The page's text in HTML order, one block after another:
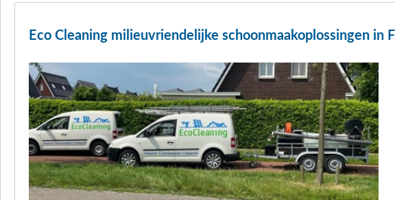
Eco Cleaning milieuvriendelijke schoonmaakoplossingen in